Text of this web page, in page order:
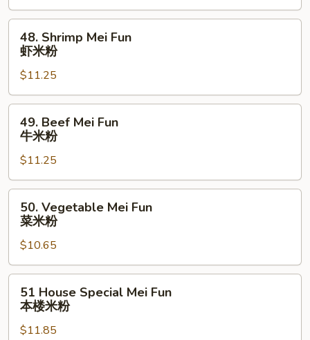
鸡
米
Shrimp
Mei
Fun
虾
米
48. Shrimp Mei Fun
虾米粉
$11.25
Beef
Mei
Fun
牛
米
49. Beef Mei Fun
牛米粉
$11.25
Vegetable
Mei
Fun
菜
米
50. Vegetable Mei Fun
菜米粉
$10.65
House
Special
Mei
51 House Special Mei Fun
本楼米粉
$11.85